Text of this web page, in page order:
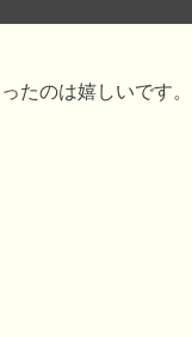
たのは嬉しいです。